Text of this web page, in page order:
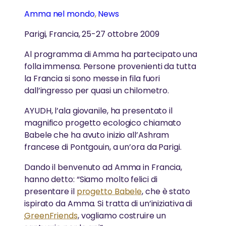
Grazie ai suoi straordinari gesti di amore e
milioni di persone e ne ha ispirate altre migliaia a
LA VITA DI AMMA
La storia della vita di Amma, dalla prima infanzia ai
giorni nostri
DARSHAN
Amma ha abbracciato oltre 40 milioni di persone in
tutto il mondo
Il M.A. Center Italy è il cuore delle attività in Italia: un
ispirazione e senso di comunità
GRUPPI SATSANG
Persone in tutta Italia si incontrano regolarmente per
Organizziamo regolarmente corsi e workshop aperti
ATTIVITA’ SPIRITUALI
Le nostre attività spirituali sono radicate nei valori di
Amma: amore, compassione, tolleranza e servizio
MEDITAZIONE e RITIRI
Organizziamo meditazione IAM, ritiri silenziosi e
workshop di yoga durante tutto l’anno
CENTRI & GRUPPI
MA Center
Gruppi Locali
ATTIVITA’
Attività in Italia
Le Visite di Swami
Meditazione e Ritiri
La Visita di Amma
Amma nel mondo, News
Parigi, Francia, 25-27 ottobre 2009
Al programma di Amma ha partecipato una
folla immensa. Persone provenienti da tutta
la Francia si sono messe in fila fuori
dall’ingresso per quasi un chilometro.
AYUDH, l’ala giovanile, ha presentato il
magnifico progetto ecologico chiamato
Babele che ha avuto inizio all’Ashram
francese di Pontgouin, a un’ora da Parigi.
Dando il benvenuto ad Amma in Francia,
hanno detto: “Siamo molto felici di
presentare il progetto Babele, che è stato
ispirato da Amma. Si tratta di un’iniziativa di
GreenFriends, vogliamo costruire un